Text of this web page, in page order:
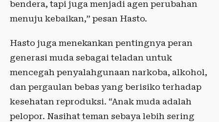
bendera, tapi juga menjadi agen perubahan
menuju kebaikan,” pesan Hasto.
Hasto juga menekankan pentingnya peran
generasi muda sebagai teladan untuk
mencegah penyalahgunaan narkoba, alkohol,
dan pergaulan bebas yang berisiko terhadap
kesehatan reproduksi. “Anak muda adalah
pelopor. Nasihat teman sebaya lebih sering